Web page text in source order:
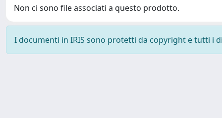
Non ci sono file associati a questo prodotto.
I documenti in IRIS sono protetti da copyright e tutti i